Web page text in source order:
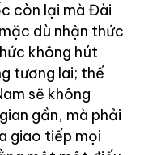
còn lại mà Đài
dù nhận thức
không hút
tương lai; thế
sẽ không
gần, mà phải
giao tiếp mọi